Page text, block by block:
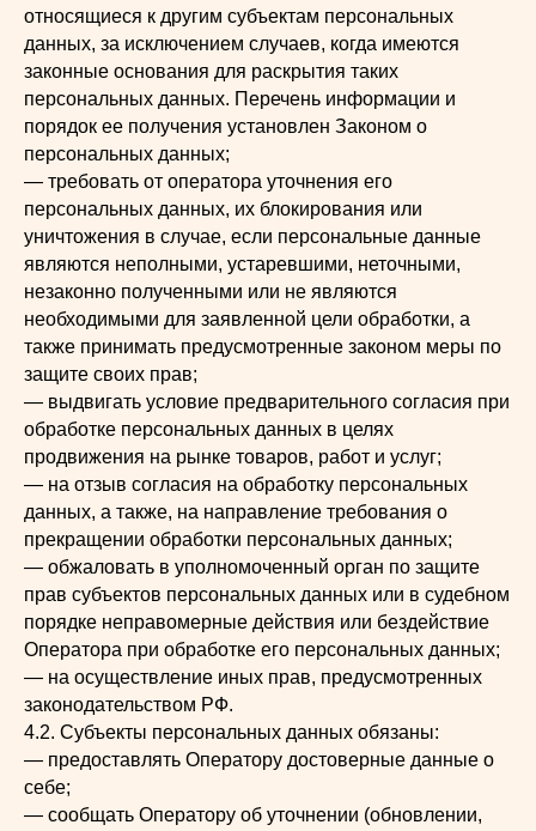
относящиеся к другим субъектам персональных
данных, за исключением случаев, когда имеются
законные основания для раскрытия таких
персональных данных. Перечень информации и
порядок ее получения установлен Законом о
персональных данных;
— требовать от оператора уточнения его
персональных данных, их блокирования или
уничтожения в случае, если персональные данные
являются неполными, устаревшими, неточными,
незаконно полученными или не являются
необходимыми для заявленной цели обработки, а
также принимать предусмотренные законом меры по
защите своих прав;
— выдвигать условие предварительного согласия при
обработке персональных данных в целях
продвижения на рынке товаров, работ и услуг;
— на отзыв согласия на обработку персональных
данных, а также, на направление требования о
прекращении обработки персональных данных;
— обжаловать в уполномоченный орган по защите
прав субъектов персональных данных или в судебном
порядке неправомерные действия или бездействие
Оператора при обработке его персональных данных;
— на осуществление иных прав, предусмотренных
законодательством РФ.
4.2. Субъекты персональных данных обязаны:
— предоставлять Оператору достоверные данные о
себе;
— сообщать Оператору об уточнении (обновлении,